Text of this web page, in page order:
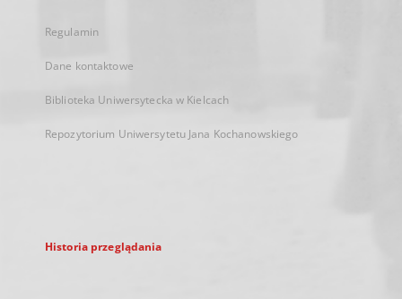
Regulamin
Dane kontaktowe
Biblioteka Uniwersytecka w Kielcach
Repozytorium Uniwersytetu Jana Kochanowskiego
Historia przeglądania